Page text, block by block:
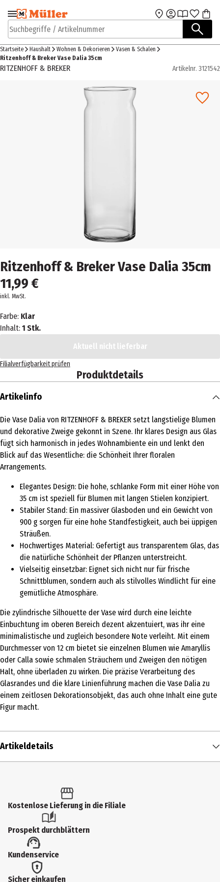
Zur Navigation
springen
Zum Hauptinhalt
Suchbegriffe / Artikelnummer
Startseite Haushalt Wohnen & Dekorieren
Vasen & Schalen
Ritzenhoff & Breker Vase Dalia 35cm
RITZENHOFF & BREKER Artikelnr. 3121542
Ritzenhoff & Breker Vase Dalia 35cm
11,99 €
inkl. MwSt.
Farbe: Klar
Inhalt: 1 Stk.
Aktuell nicht lieferbar
Filialverfügbarkeit prüfen
Produktdetails
Artikelinfo
Die Vase Dalia von RITZENHOFF & BREKER setzt langstielige Blumen
und dekorative Zweige gekonnt in Szene. Ihr klares Design aus Glas
fügt sich harmonisch in jedes Wohnambiente ein und lenkt den
Blick auf das Wesentliche: die Schönheit Ihrer floralen
Arrangements.
Elegantes Design: Die hohe, schlanke Form mit einer Höhe von
35 cm ist speziell für Blumen mit langen Stielen konzipiert.
Stabiler Stand: Ein massiver Glasboden und ein Gewicht von
900 g sorgen für eine hohe Standfestigkeit, auch bei üppigen
Sträußen.
Hochwertiges Material: Gefertigt aus transparentem Glas, das
die natürliche Schönheit der Pflanzen unterstreicht.
Vielseitig einsetzbar: Eignet sich nicht nur für frische
Schnittblumen, sondern auch als stilvolles Windlicht für eine
gemütliche Atmosphäre.
Die zylindrische Silhouette der Vase wird durch eine leichte
Einbuchtung im oberen Bereich dezent akzentuiert, was ihr eine
minimalistische und zugleich besondere Note verleiht. Mit einem
Durchmesser von 12 cm bietet sie einzelnen Blumen wie Amaryllis
oder Calla sowie schmalen Sträuchern und Zweigen den nötigen
Halt, ohne überladen zu wirken. Die präzise Verarbeitung des
Glasrandes und die klare Linienführung machen die Vase Dalia zu
einem zeitlosen Dekorationsobjekt, das auch ohne Inhalt eine gute
Figur macht.
Artikeldetails
Produkttyp
Vasen & Schalen
Durchmesser
12 cm
Kostenlose Lieferung in die Filiale
Prospekt durchblättern
Kundenservice
Sicher einkaufen